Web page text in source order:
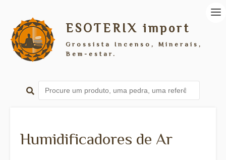
ESOTERIX import
Grossista Incenso, Minerais,
Bem-estar.
Humidificadores de Ar